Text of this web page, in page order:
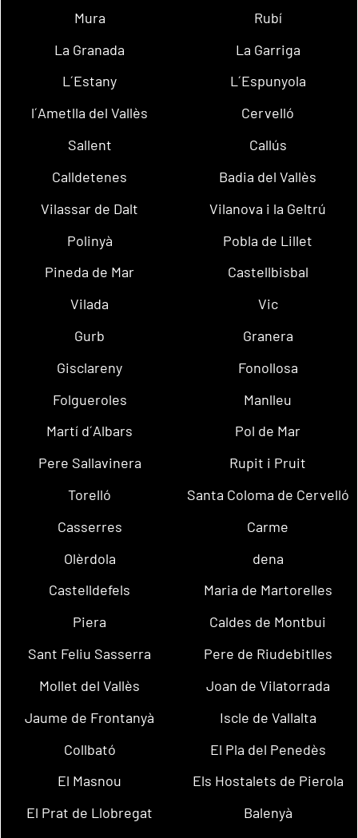
Mura
Rubí
La Granada
La Garriga
L´Estany
L´Espunyola
l´Ametlla del Vallès
Cervelló
Sallent
Callús
Calldetenes
Badia del Vallès
Vilassar de Dalt
Vilanova i la Geltrú
Polinyà
Pobla de Lillet
Pineda de Mar
Castellbisbal
Vilada
Vic
Gurb
Granera
Gisclareny
Fonollosa
Folgueroles
Manlleu
Martí d´Albars
Pol de Mar
Pere Sallavinera
Rupit i Pruit
Torelló
Santa Coloma de Cervelló
Casserres
Carme
Olèrdola
dena
Castelldefels
Maria de Martorelles
Piera
Caldes de Montbui
Sant Feliu Sasserra
Pere de Riudebitlles
Mollet del Vallès
Joan de Vilatorrada
Jaume de Frontanyà
Iscle de Vallalta
Collbató
El Pla del Penedès
El Masnou
Els Hostalets de Pierola
El Prat de Llobregat
Balenyà